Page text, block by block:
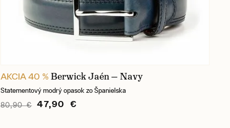
AKCIA 40 %Berwick Jaén — Navy
Statementový modrý opasok zo Španielska
80,90 € 47,90 €